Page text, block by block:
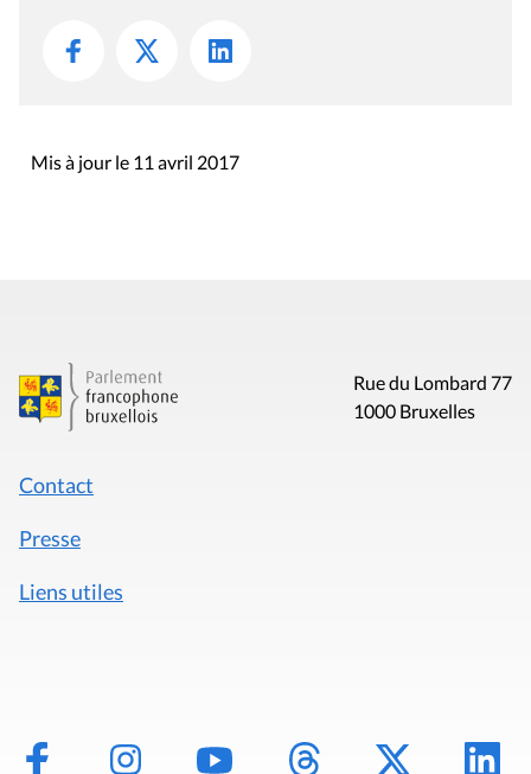
Mis à jour le 11 avril 2017
Rue du Lombard 77
1000 Bruxelles
Contact
Presse
Liens utiles